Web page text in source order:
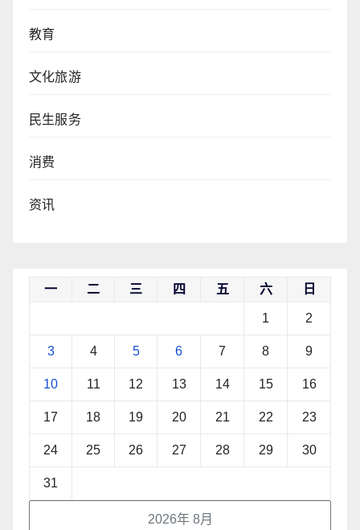
教育
文化旅游
民生服务
消费
资讯
2026年 8月
一 二 三 四 五 六 日
1 2
3 4 5 6 7 8 9
10 11 12 13 14 15 16
17 18 19 20 21 22 23
24 25 26 27 28 29 30
31